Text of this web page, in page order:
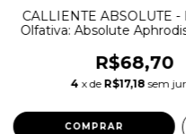
CALLIENTE ABSOLUTE -
Olfativa: Absolute
R$68,70
4 x de R$17,18 sem
COMPRAR